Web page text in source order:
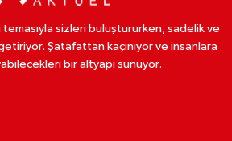
sizleri buluştururken, sadelik ve
Şatafattan kaçınıyor ve insanlara
bir altyapı sunuyor.